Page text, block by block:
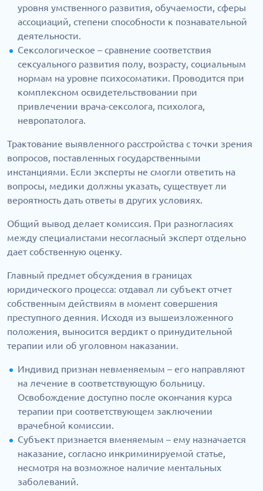
уровня умственного развития, обучаемости, сферы
ассоциаций, степени способности к познавательной
деятельности.
Сексологическое – сравнение соответствия
сексуального развития полу, возрасту, социальным
нормам на уровне психосоматики. Проводится при
комплексном освидетельствовании при
привлечении врача-сексолога, психолога,
невропатолога.
Трактование выявленного расстройства с точки зрения
вопросов, поставленных государственными
инстанциями. Если эксперты не смогли ответить на
вопросы, медики должны указать, существует ли
вероятность дать ответы в других условиях.
Общий вывод делает комиссия. При разногласиях
между специалистами несогласный эксперт отдельно
дает собственную оценку.
Главный предмет обсуждения в границах
юридического процесса: отдавал ли субъект отчет
собственным действиям в момент совершения
преступного деяния. Исходя из вышеизложенного
положения, выносится вердикт о принудительной
терапии или об уголовном наказании.
Индивид признан невменяемым – его направляют
на лечение в соответствующую больницу.
Освобождение доступно после окончания курса
терапии при соответствующем заключении
врачебной комиссии.
Субъект признается вменяемым – ему назначается
наказание, согласно инкриминируемой статье,
несмотря на возможное наличие ментальных
заболеваний.